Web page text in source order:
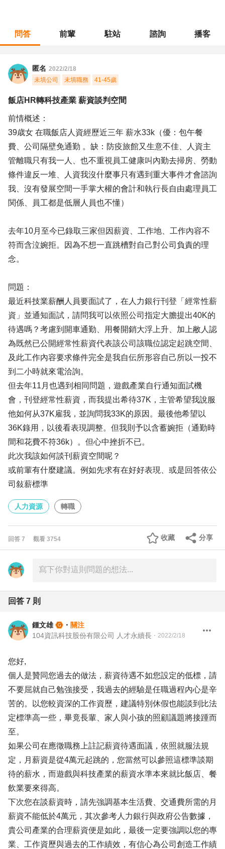
問答 前輩 駐站 諮詢 播客
匿名 2022/2/18
未填公司
未填職務 41-45歲
飯店HR轉科技產業 薪資談判空間
前情概述：
39歳女 在職飯店人資經歷近三年 薪水33k（優：包午餐
費、公司隔壁免通勤 。缺：防疫旅館又生意不佳、人資主
管離職只有我一人、也不重視員工健康叫內勤去掃房、勞動
條件違反一堆、人資我沒什麼事只有遇到重大事件才會諮詢
我、沒有發展空間一手掌大權的會計和執行長自由處理員工
関係、員工都是低層人員也不懂）
去年10月至今已錄取三家但因薪資、工作地、工作內容不
符而含泣婉拒。因為不想一直跳槽對自己對公司負責的理
念。
問題：
最近科技業薪酬人員要面試了，在人力銀行刊登「經常性薪
資」並通知面試，請問我可以依照公司指定大膽提出40K的
待遇嗎？考慮到開車通勤、用餐開銷大浮上升、加上敝人認
為既然已公開經常性薪資代表該公司該職位認定起跳空間、
及此工作內容要求條件完全是我自伝所形容自己所以一投不
到二小時就來電洽詢。
但去年11月也遇到相同問題，遊戲產業自行通知面試機
會，刊登經常性薪資，而我提出希待37K，主管希望我說服
他如何从37K雇我，並詢問我33K的原因。最後他希望以
36K錄用，以後看表現調整。但我則予以含蓄婉拒（通勤時
間和花費不符36k）。但心中挫折不已。
此次我該如何談刊薪資空間呢？
或前輩有什麼建議。例如先求有在好好表現、或是回答依公
司敍薪標準
人力資源 轉職
回答 7 觀看 3754 分享
收藏
回答 7 則
鍾文雄 ・ 關注
104資訊科技股份有限公司 人才永續長 ・ 2022/2/18
您好,
個人是贊同您過去的做法，薪資待遇不如您設定的低標，請
不要屈就自己勉強接受，我過去的經驗是任職過程內心是辛
苦的。以您較資深的工作資歷，建議特別休假也能談到比法
定標準高一些，畢竟長輩、家人與小孩的照顧議題將接踵而
至。
如果公司在應徵職務上註記薪資待遇面議，依照就服法規
定，月薪資是從4萬元起跳的，您當然可以參照這標準談期
待的薪水，而遊戲與科技產業的薪資水準本來就比飯店、餐
飲業要來得高。
下次您在談薪資時，請先強調基本生活費、交通費所需的月
薪資不能低於4萬元，其次參考人力銀行與政府公告數據，
貴公司產業的合理薪資便是如此，最後一定要強調以您的專
業、工作資歷與過去的工作績效，有信心為公司創造工作績